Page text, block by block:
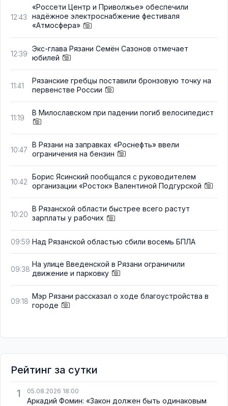
12:43
«Россети Центр и Приволжье» обеспечили
надёжное электроснабжение фестиваля
«Атмосфера»
12:39
Экс-глава Рязани Семён Сазонов отмечает
юбилей
11:41
Рязанские гребцы поставили бронзовую точку на
первенстве России
11:19
В Милославском при падении погиб велосипедист
10:47
В Рязани на заправках «Роснефть» ввели
ограничения на бензин
10:42
Борис Ясинский пообщался с руководителем
организации «Росток» Валентиной Подгурской
10:20
В Рязанской области быстрее всего растут
зарплаты у рабочих
09:59 Над Рязанской областью сбили восемь БПЛА
09:38
На улице Введенской в Рязани ограничили
движение и парковку
09:18
Мэр Рязани рассказал о ходе благоустройства в
городе
Рейтинг за сутки
1
05.08.2026 18:00
Аркадий Фомин: «Закон должен быть одинаковым